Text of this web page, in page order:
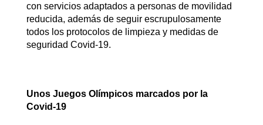
con servicios adaptados a personas de movilidad
reducida, además de seguir escrupulosamente
todos los protocolos de limpieza y medidas de
seguridad Covid-19.
Unos Juegos Olímpicos marcados por la
Covid-19